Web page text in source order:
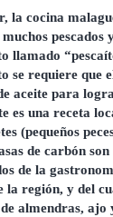
la cocina
llamado
requiere que
aceite para
es una receta
(pequeños
de carbón son
de la
la región, y del
almendras, ajo